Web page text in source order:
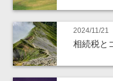
2024/11/21
相続税と